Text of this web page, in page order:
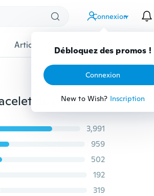
Connexion
Débloquez des promos !
Connexion
New to Wish? Inscription
Articles pour animaux domestiques
20+couleurs Chakras en cristal naturel Chakras Bracelet de pierres précieuses naturelles Chips Bracelet de bijoux Améthyste Agate noire Agate jaune Cornaline Cristal jaune cristal clair Aigue-marine vert Aigue-marine Aventurine (Taille ajustable)
3,991
959
502
192
319